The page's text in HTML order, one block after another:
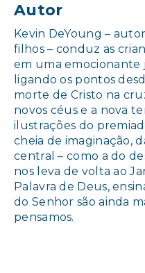
Autor
Kevin DeYoung –
filhos – conduz as
em uma emocionante
ligando os pontos
morte de Cristo na
novos céus e a nova
ilustrações do
cheia de imaginação,
central – como a do
nos leva de volta ao
Palavra de Deus,
do Senhor são ainda
pensamos.